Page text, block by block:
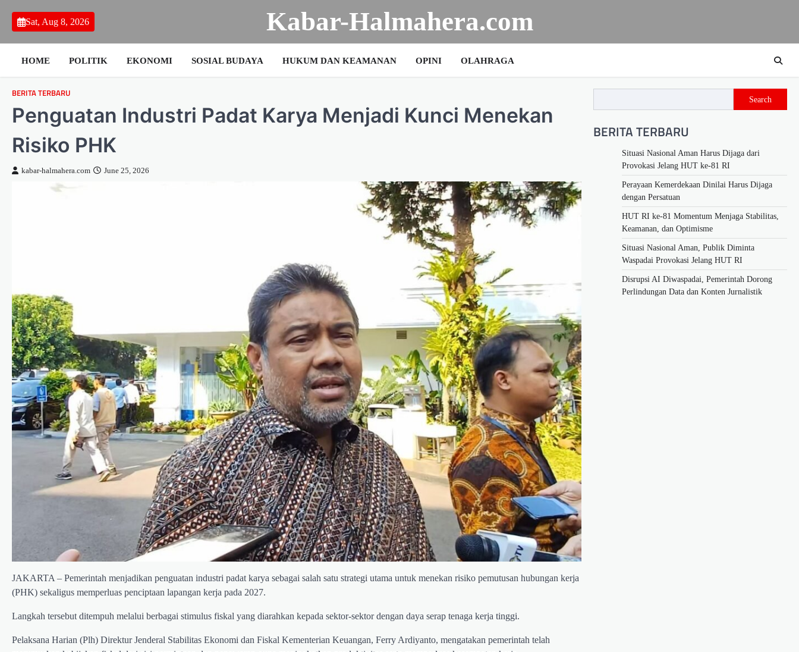
content
Sat, Aug 8, 2026 Kabar-Halmahera.com
HOME POLITIK EKONOMI SOSIAL BUDAYA HUKUM DAN KEAMANAN OPINI OLAHRAGA
BERITA TERBARU
Penguatan Industri Padat Karya Menjadi Kunci Menekan
Risiko PHK
kabar-halmahera.com June 25, 2026
JAKARTA – Pemerintah menjadikan penguatan industri padat karya sebagai salah satu strategi utama untuk menekan risiko pemutusan hubungan kerja
(PHK) sekaligus memperluas penciptaan lapangan kerja pada 2027.
Langkah tersebut ditempuh melalui berbagai stimulus fiskal yang diarahkan kepada sektor-sektor dengan daya serap tenaga kerja tinggi.
Pelaksana Harian (Plh) Direktur Jenderal Stabilitas Ekonomi dan Fiskal Kementerian Keuangan, Ferry Ardiyanto, mengatakan pemerintah telah
Search
BERITA TERBARU
Situasi Nasional Aman Harus Dijaga dari
Provokasi Jelang HUT ke-81 RI
Perayaan Kemerdekaan Dinilai Harus Dijaga
dengan Persatuan
HUT RI ke-81 Momentum Menjaga Stabilitas,
Keamanan, dan Optimisme
Situasi Nasional Aman, Publik Diminta
Waspadai Provokasi Jelang HUT RI
Disrupsi AI Diwaspadai, Pemerintah Dorong
Perlindungan Data dan Konten Jurnalistik